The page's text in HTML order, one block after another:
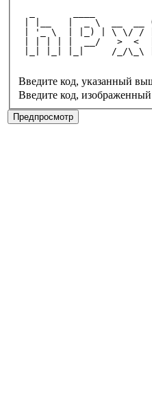
| |__   |  _ \  __  __
| '_ \  | |_) | \ \/ / |
| | | | |  __/   >  <
|_| |_| |_|     /_/\_\
Введите код, указанный
Введите код,